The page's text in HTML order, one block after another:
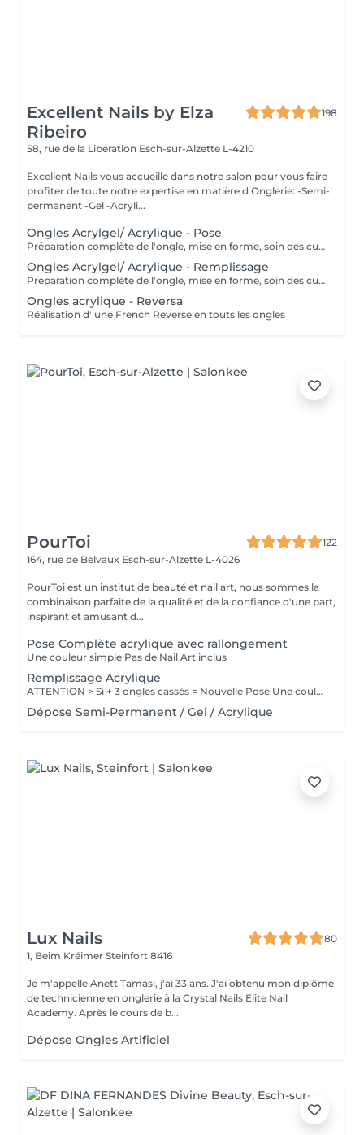
Excellent Nails by Elza
Ribeiro
198
58, rue de la Liberation Esch-sur-Alzette L-4210
Excellent Nails vous accueille dans notre salon pour vous faire
profiter de toute notre expertise en matière d Onglerie: -Semi-
permanent -Gel -Acryli...
Ongles Acrylgel/ Acrylique - Pose
Préparation complète de l'ongle, mise en forme, soin des cuticules et pose acrylique avec la couleur de votre choix.
Ongles Acrylgel/ Acrylique - Remplissage
Préparation complète de l'ongle, mise en forme, soin des cuticules et remplissage acrylique avec la couleur de votre choix.
Ongles acrylique - Reversa
Réalisation d' une French Reverse en touts les ongles
PourToi
122
164, rue de Belvaux Esch-sur-Alzette L-4026
PourToi est un institut de beauté et nail art, nous sommes la
combinaison parfaite de la qualité et de la confiance d'une part,
inspirant et amusant d...
Pose Complète acrylique avec rallongement
Une couleur simple Pas de Nail Art inclus
Remplissage Acrylique
ATTENTION > Si + 3 ongles cassés = Nouvelle Pose Une couleur simple Pas de Nail Art inclus
Dépose Semi-Permanent / Gel / Acrylique
Lux Nails
80
1, Beim Kréimer Steinfort 8416
Je m'appelle Anett Tamási, j'ai 33 ans. J'ai obtenu mon diplôme
de technicienne en onglerie à la Crystal Nails Elite Nail
Academy. Après le cours de b...
Dépose Ongles Artificiel